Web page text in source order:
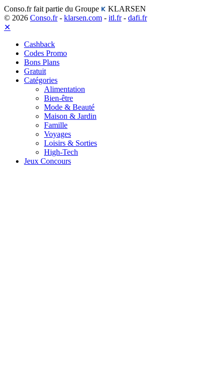
Conso.fr fait partie du Groupe
KLARSEN
© 2026 Conso.fr- klarsen.com - itl.fr- dafi.fr
✕
Cashback
Codes Promo
Bons Plans
Gratuit
Catégories
Alimentation
Bien-être
Mode & Beauté
Maison & Jardin
Famille
Voyages
Loisirs & Sorties
High-Tech
Jeux Concours